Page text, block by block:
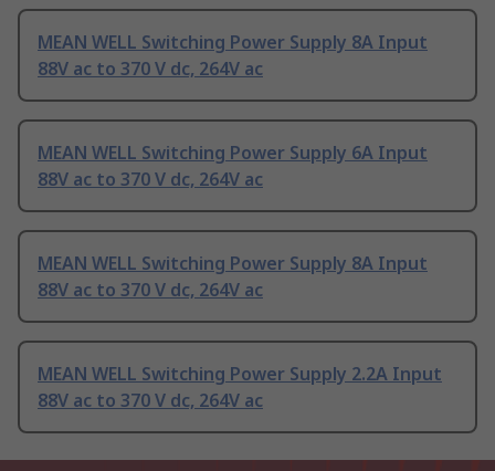
MEAN WELL Switching Power Supply 8A Input
88V ac to 370 V dc, 264V ac
MEAN WELL Switching Power Supply 6A Input
88V ac to 370 V dc, 264V ac
MEAN WELL Switching Power Supply 8A Input
88V ac to 370 V dc, 264V ac
MEAN WELL Switching Power Supply 2.2A Input
88V ac to 370 V dc, 264V ac